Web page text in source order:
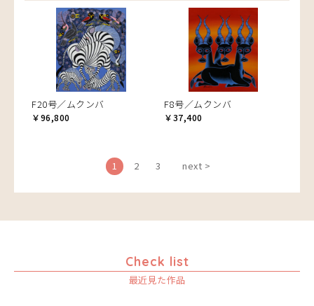
F20号／ムクンバ
￥96,800
F8号／ムクンバ
￥37,400
1 2 3 next >
Check list
最近見た作品